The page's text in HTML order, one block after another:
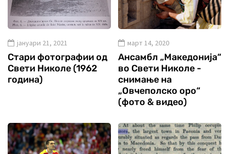
јануари 21, 2021
Стари фотографии од
Свети Николе (1962
година)
март 14, 2020
Ансамбл „Македонија“
во Свети Николе -
снимање на
„Овчеполско оро“
(фото & видео)